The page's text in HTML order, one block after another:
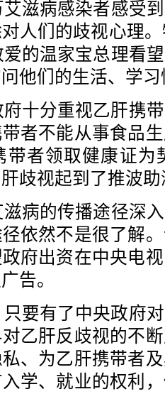
滋病感染者感受
人们的歧视心理
的温家宝总理看
他们的生活、学
分重视乙肝携带
者不能从事食品
带者领取健康证为
歧视起到了推波
的传播途径深入
依然不是很了解
府出资在中央电
告。
有了中央政府对
乙肝反歧视的不
、为乙肝携带者
学、就业的权利